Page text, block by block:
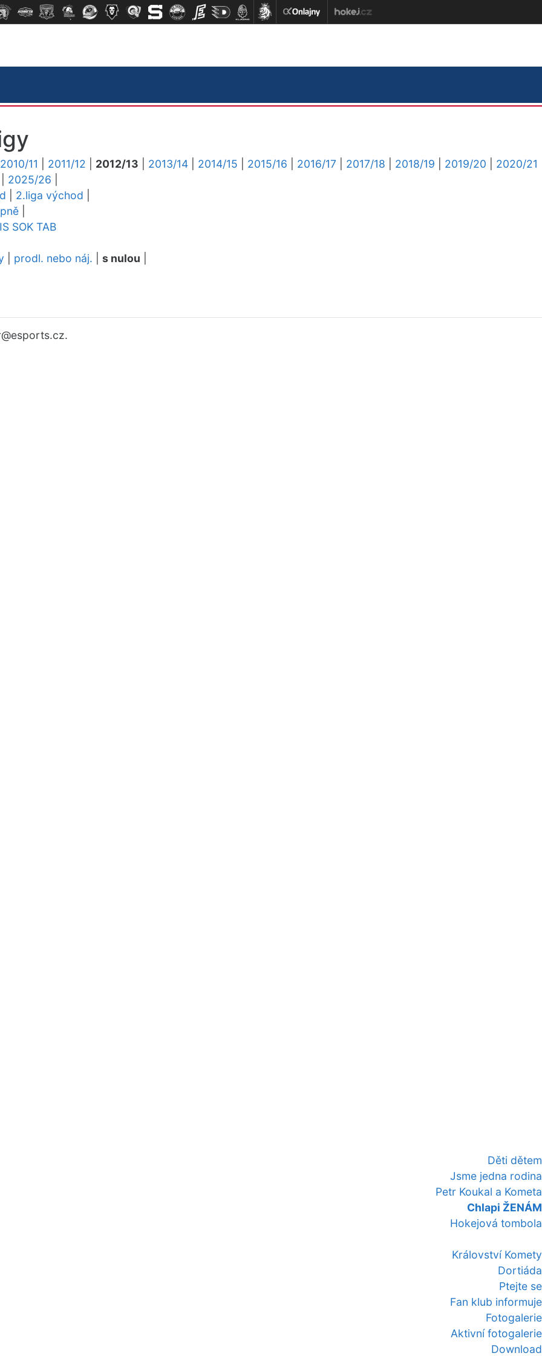
Děti dětem
Jsme jedna rodina
Petr Koukal a Kometa
Chlapi ŽENÁM
Hokejová tombola
Království Komety
Dortiáda
Ptejte se
Fan klub informuje
Fotogalerie
Aktivní fotogalerie
Download
2010/11 2011/12 2012/13 2013/14 2014/15 2015/16 2016/17 2017/18 2018/19 2019/20
2020/21
2025/26
2.liga východ
SOK TAB
prodl. nebo náj. s nulou
@esports.cz.